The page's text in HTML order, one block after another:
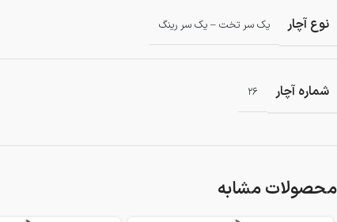
نوع آچار یک سر تخت – یک سر رینگ
شماره آچار ۲۶
محصولات مشابه